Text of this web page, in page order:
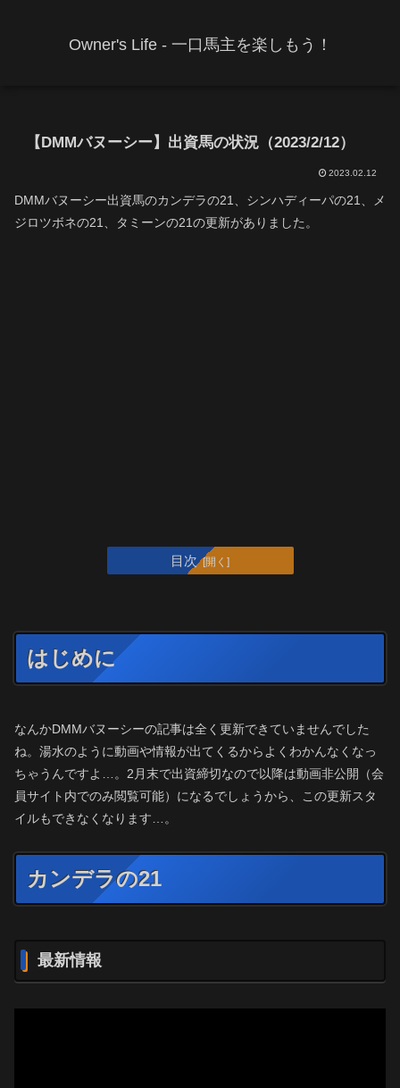
Owner's Life - 一口馬主を楽しもう！
【DMMバヌーシー】出資馬の状況（2023/2/12）
2023.02.12
DMMバヌーシー出資馬のカンデラの21、シンハディーパの21、メ
ジロツボネの21、タミーンの21の更新がありました。
目次
はじめに
なんかDMMバヌーシーの記事は全く更新できていませんでした
ね。湯水のように動画や情報が出てくるからよくわかんなくなっ
ちゃうんですよ…。2月末で出資締切なので以降は動画非公開（会
員サイト内でのみ閲覧可能）になるでしょうから、この更新スタ
イルもできなくなります…。
カンデラの21
最新情報